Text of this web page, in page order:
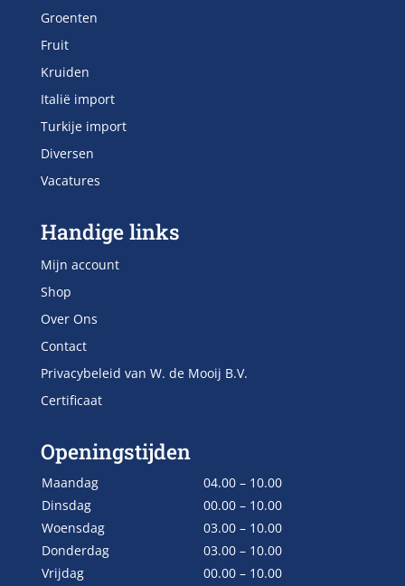
Groenten
Fruit
Kruiden
Italië import
Turkije import
Diversen
Vacatures
Handige links
Mijn account
Shop
Over Ons
Contact
Privacybeleid van W. de Mooij B.V.
Certificaat
Openingstijden
Maandag
04.00 – 10.00
Dinsdag
00.00 – 10.00
Woensdag
03.00 – 10.00
Donderdag
03.00 – 10.00
Vrijdag
00.00 – 10.00